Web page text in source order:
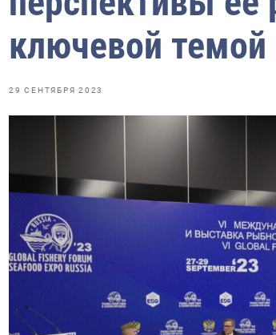
экспедиция
ключевой темой
29 СЕНТЯБРЯ 2023